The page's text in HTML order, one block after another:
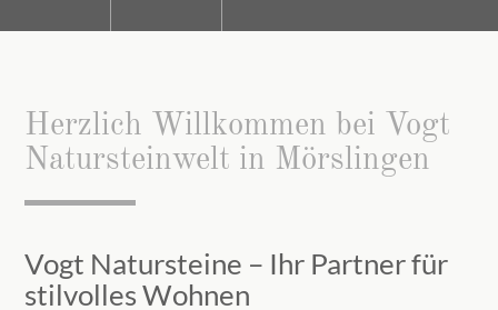
Herzlich Willkommen bei Vogt
Natursteinwelt in Mörslingen
Vogt Natursteine – Ihr Partner für
stilvolles Wohnen